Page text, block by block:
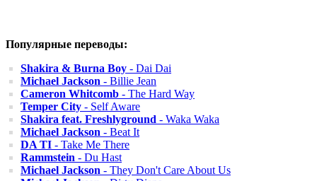
Популярные переводы:
Shakira & Burna Boy - Dai Dai
Michael Jackson - Billie Jean
Cameron Whitcomb - The Hard Way
Temper City - Self Aware
Shakira feat. Freshlyground - Waka Waka
Michael Jackson - Beat It
DA TI - Take Me There
Rammstein - Du Hast
Michael Jackson - They Don't Care About Us